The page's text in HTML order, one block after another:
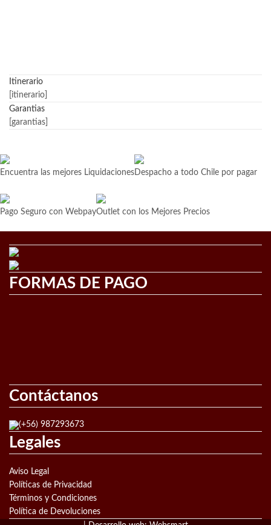
Itinerario
[itinerario]
Garantias
[garantias]
Encuentra las mejores LiquidacionesDespacho a todo Chile por pagar
Pago Seguro con WebpayOutlet con los Mejores Precios
FORMAS DE PAGO
Contáctanos
(+56) 987293673
Legales
Aviso Legal
Políticas de Privacidad
Términos y Condiciones
Política de Devoluciones